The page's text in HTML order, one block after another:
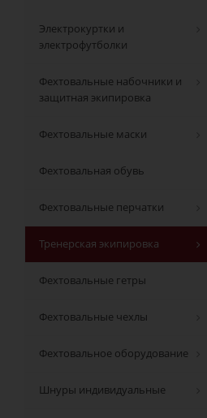
Электрокуртки и
электрофутболки
Фехтовальные набочники и
защитная экипировка
Фехтовальные маски
Фехтовальная обувь
Фехтовальные перчатки
Тренерская экипировка
Фехтовальные гетры
Фехтовальные чехлы
Фехтовальное оборудование
Шнуры индивидуальные